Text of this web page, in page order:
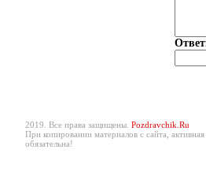
2019. Все права защищены. Pozdravchik.Ru
При копировании материалов с сайта, активная
обязательна!